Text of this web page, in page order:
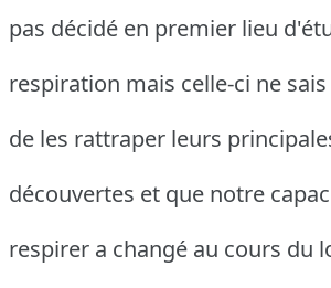
pas décidé en premier lieu
respiration mais celle-ci ne
de les rattraper leurs
découvertes et que notre
respirer a changé au cours du